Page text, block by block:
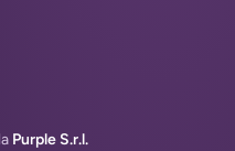
Purple S.r.l.